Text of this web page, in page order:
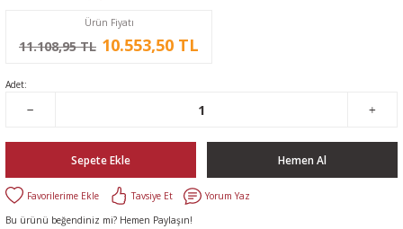
Ürün Fiyatı
11.108,95 TL 10.553,50 TL
Adet:
Sepete Ekle Hemen Al
Tavsiye Et
Yorum Yaz
Bu ürünü beğendiniz mi? Hemen Paylaşın!